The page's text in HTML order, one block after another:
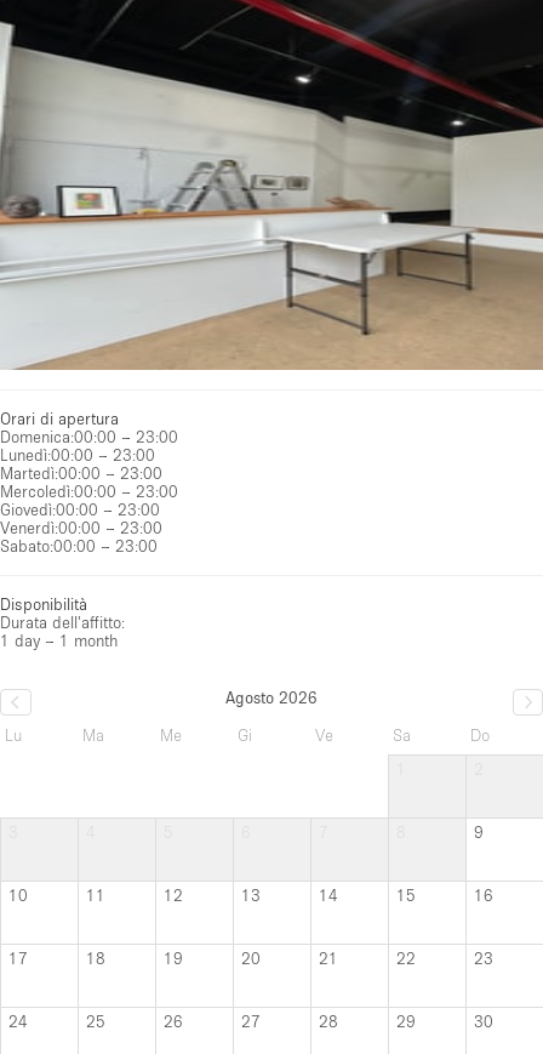
Orari di apertura
Domenica:00:00 – 23:00
Lunedì:00:00 – 23:00
Martedì:00:00 – 23:00
Mercoledì:00:00 – 23:00
Giovedì:00:00 – 23:00
Venerdì:00:00 – 23:00
Sabato:00:00 – 23:00
Disponibilità
Durata dell'affitto:
1 day – 1 month
Agosto 2026
Lu
Ma Me Gi Ve Sa
Do
9
10 11 12 13 14 15 16
17 18 19 20 21 22 23
24 25 26 27 28 29 30